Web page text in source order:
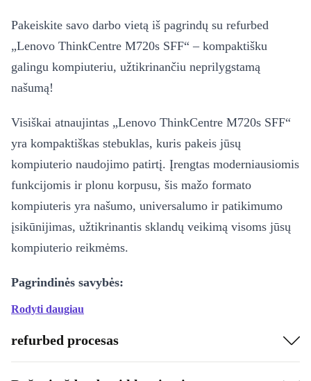
Pakeiskite savo darbo vietą iš pagrindų su refurbed
„Lenovo ThinkCentre M720s SFF“ – kompaktišku
galingu kompiuteriu, užtikrinančiu neprilygstamą
našumą!
Visiškai atnaujintas „Lenovo ThinkCentre M720s SFF“
yra kompaktiškas stebuklas, kuris pakeis jūsų
kompiuterio naudojimo patirtį. Įrengtas moderniausiomis
funkcijomis ir plonu korpusu, šis mažo formato
kompiuteris yra našumo, universalumo ir patikimumo
įsikūnijimas, užtikrinantis sklandų veikimą visoms jūsų
kompiuterio reikmėms.
Pagrindinės savybės:
Neapribotas našumas:
M720s SFF užtikrina žaibišką greitį, leidžiantį efektyviai atlikti
Rodyti daugiau
refurbed procesas